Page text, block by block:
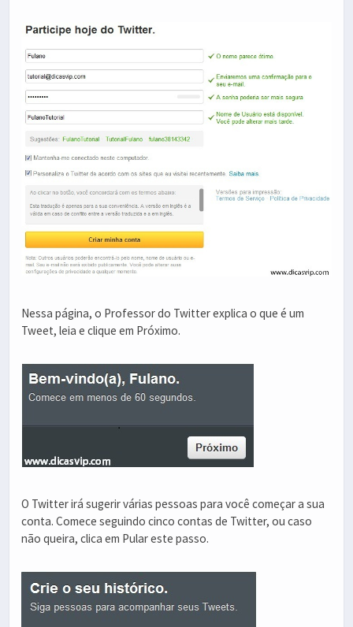
Nessa página, o Professor do Twitter explica o que é um
Tweet, leia e clique em Próximo.
O Twitter irá sugerir várias pessoas para você começar a sua
conta. Comece seguindo cinco contas de Twitter, ou caso
não queira, clica em Pular este passo.